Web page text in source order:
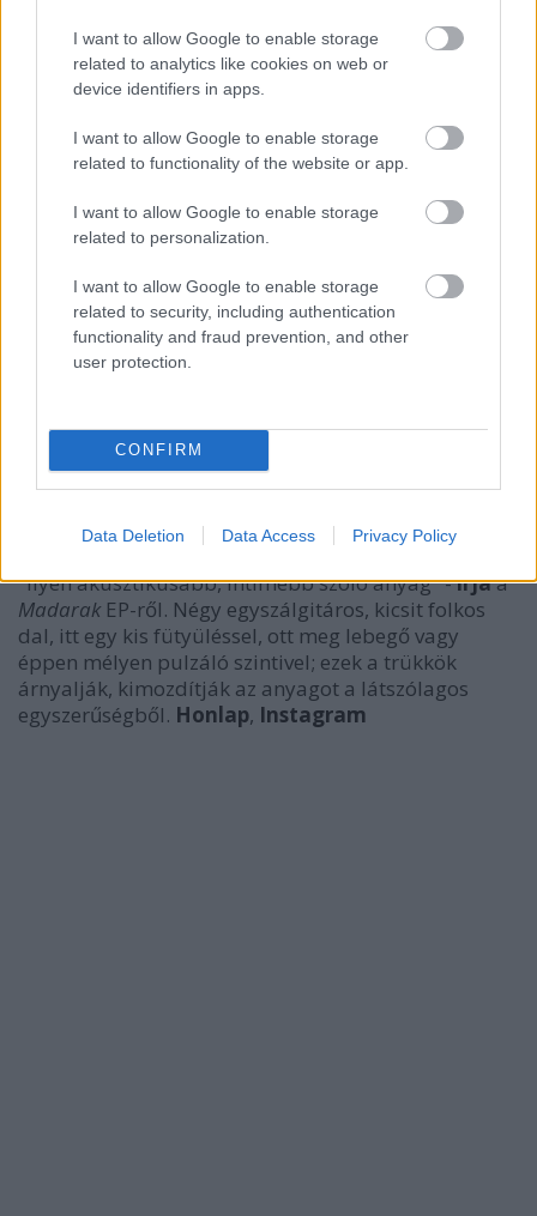
I want to allow Google to enable storage
related to analytics like cookies on web or
device identifiers in apps.
I want to allow Google to enable storage
related to functionality of the website or app.
I want to allow Google to enable storage
related to personalization.
I want to allow Google to enable storage
related to security, including authentication
functionality and fraud prevention, and other
user protection.
CONFIRM
Data Deletion Data Access Privacy Policy
Szőke Barnaugyebár tagja a
Tróger Gitáros, szóval nyilván kellett neki még egy
"ilyen akusztikusabb, intimebb szóló anyag" -írjaa
Madarak EP-ről. Négy egyszálgitáros, kicsit folkos
dal, itt egy kis fütyüléssel, ott meg lebegő vagy
éppen mélyen pulzáló szintivel; ezek a trükkök
árnyalják, kimozdítják az anyagot a látszólagos
egyszerűségből. Honlap, Instagram